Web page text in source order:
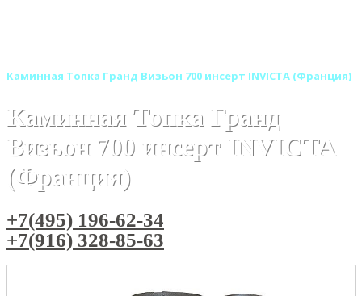
Каминная Топка Гранд Визьон 700 инсерт INVICTA (Франция)
Каминная Топка Гранд
Визьон 700 инсерт INVICTA
(Франция)
+7(495) 196-62-34
+7(916) 328-85-63